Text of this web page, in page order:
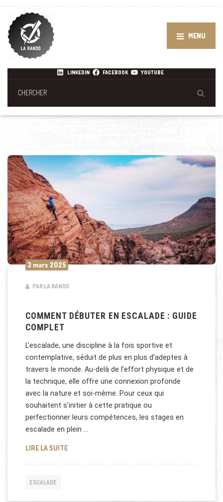
MENU
LINKEDIN FACEBOOK YOUTUBE
3 mars 2025
PAR LA RANDO
COMMENT DÉBUTER EN ESCALADE : GUIDE
COMPLET
L’escalade, une discipline à la fois sportive et
contemplative, séduit de plus en plus d’adeptes à
travers le monde. Au-delà de l’effort physique et de
la technique, elle offre une connexion profonde
avec la nature et soi-même. Pour ceux qui
souhaitent s’initier à cette pratique ou
perfectionner leurs compétences, les stages en
escalade en plein …
LIRE LA SUITECOMMENT DÉBUTER EN ESCALADE : GUIDE
ESCALADE